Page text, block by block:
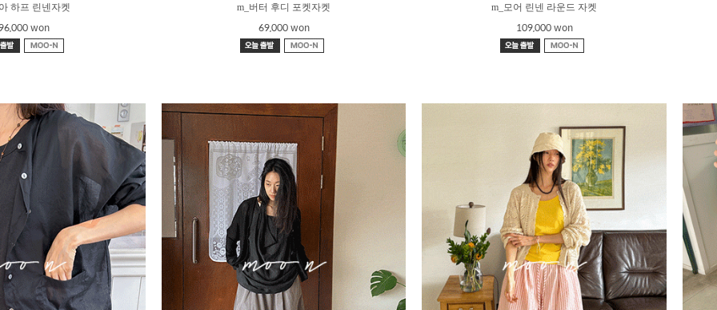
하프 린넨자켓
won
m_버터 후디 포켓자켓
69,000 won
m_모어 린넨 라운드 자켓
109,000 won